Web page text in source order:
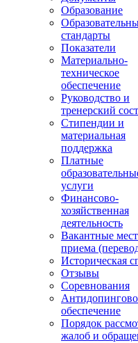
Образование
стандарты
Показатели
Материально-
техническое
обеспечение
Руководство и
тренерский
Стипендии и
материальная
поддержка
Платные
услуги
Финансово-
хозяйственная
деятельность
Вакантные
приема
Историческая
Отзывы
Соревнования
обеспечение
Порядок
жалоб и